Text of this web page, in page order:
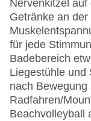
Nervenkitzel
Getränke an
für jede
Badebereich
Liegestühle und
nach Bewegung
Radfahren/
Beachvolleyball